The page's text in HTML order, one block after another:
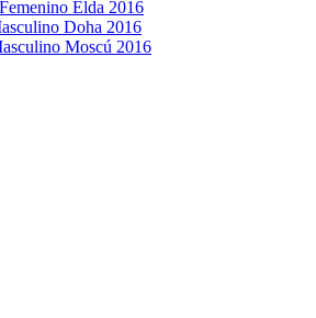
Elda 2016
Doha 2016
Moscú 2016